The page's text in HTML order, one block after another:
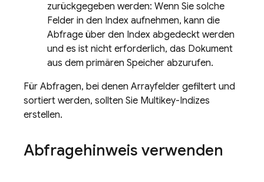
zurückgegeben werden: Wenn Sie solche
Felder in den Index aufnehmen, kann die
Abfrage über den Index abgedeckt werden
und es ist nicht erforderlich, das Dokument
aus dem primären Speicher abzurufen.
Für Abfragen, bei denen Arrayfelder gefiltert und
sortiert werden, sollten Sie Multikey-Indizes
erstellen.
Abfragehinweis verwenden